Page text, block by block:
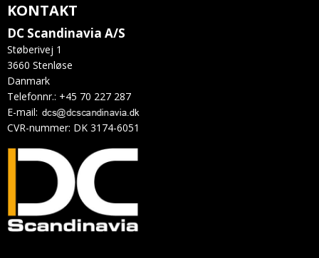
KONTAKT
DC Scandinavia A/S
Støberivej 1
3660 Stenløse
Danmark
Telefonnr.: +45 70 227 287
E-mail:
CVR-nummer: DK 3174-6051